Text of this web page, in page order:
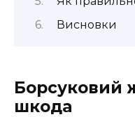
Висновки
Борсуковий
шкода